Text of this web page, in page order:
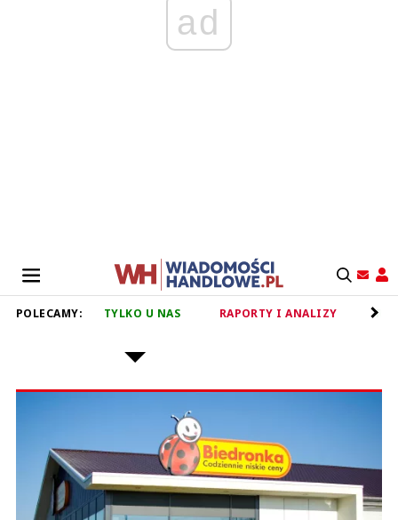
ad
POLECAMY: TYLKO U NAS RAPORTY I ANALIZY